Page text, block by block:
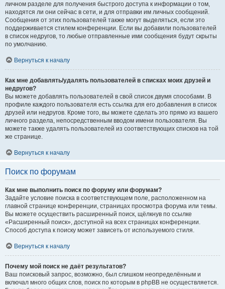
личном разделе для получения быстрого доступа к информации о том,
находятся ли они сейчас в сети, и для отправки им личных сообщений.
Сообщения от этих пользователей также могут выделяться, если это
поддерживается стилем конференции. Если вы добавили пользователей
в список недругов, то любые отправленные ими сообщения будут скрыты
по умолчанию.
Вернуться к началу
Как мне добавлять/удалять пользователей в списках моих друзей и
недругов?
Вы можете добавлять пользователей в свой список двумя способами. В
профиле каждого пользователя есть ссылка для его добавления в список
друзей или недругов. Кроме того, вы можете сделать это прямо из вашего
личного раздела, непосредственным вводом имени пользователя. Вы
можете также удалять пользователей из соответствующих списков на той
же странице.
Вернуться к началу
Поиск по форумам
Как мне выполнить поиск по форуму или форумам?
Задайте условие поиска в соответствующем поле, расположенном на
главной странице конференции, страницах просмотра форума или темы.
Вы можете осуществить расширенный поиск, щёлкнув по ссылке
«Расширенный поиск», доступной на всех страницах конференции.
Способ доступа к поиску может зависеть от используемого стиля.
Вернуться к началу
Почему мой поиск не даёт результатов?
Ваш поисковый запрос, возможно, был слишком неопределённым и
включал много общих слов, поиск по которым в phpBB не осуществляется.